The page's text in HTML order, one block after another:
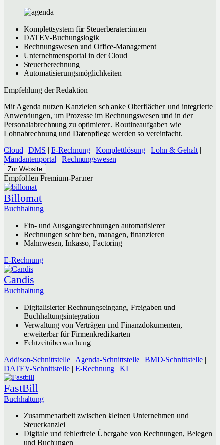
Komplettsystem für Steuerberater:innen
DATEV-Buchungslogik
Rechnungswesen und Office-Management
Unternehmensportal in der Cloud
Steuerberechnung
Automatisierungsmöglichkeiten
Empfehlung der Redaktion
Mit Agenda nutzen Kanzleien schlanke Oberflächen und integrierte
Anwendungen, um Prozesse im Rechnungswesen und in der
Personalabrechnung zu optimieren. Routineaufgaben wie
Lohnabrechnung und Datenpflege werden so vereinfacht.
Cloud | DMS | E-Rechnung | Komplettlösung | Lohn & Gehalt |
Mandantenportal | Rechnungswesen
Zur Website
Empfohlen Premium-Partner
Billomat
Buchhaltung
Ein- und Ausgangsrechnungen automatisieren
Rechnungen schreiben, managen, finanzieren
Mahnwesen, Inkasso, Factoring
E-Rechnung
Candis
Buchhaltung
Digitalisierter Rechnungseingang, Freigaben und
Buchhaltungsintegration
Verwaltung von Verträgen und Finanzdokumenten,
erweiterbar für Firmenkreditkarten
Echtzeitüberwachung
Addison-Schnittstelle | Agenda-Schnittstelle | BMD-Schnittstelle |
DATEV-Schnittstelle | E-Rechnung | KI
FastBill
Buchhaltung
Zusammenarbeit zwischen kleinen Unternehmen und
Steuerkanzlei
Digitale und fehlerfreie Übergabe von Rechnungen, Belegen
und Buchungen